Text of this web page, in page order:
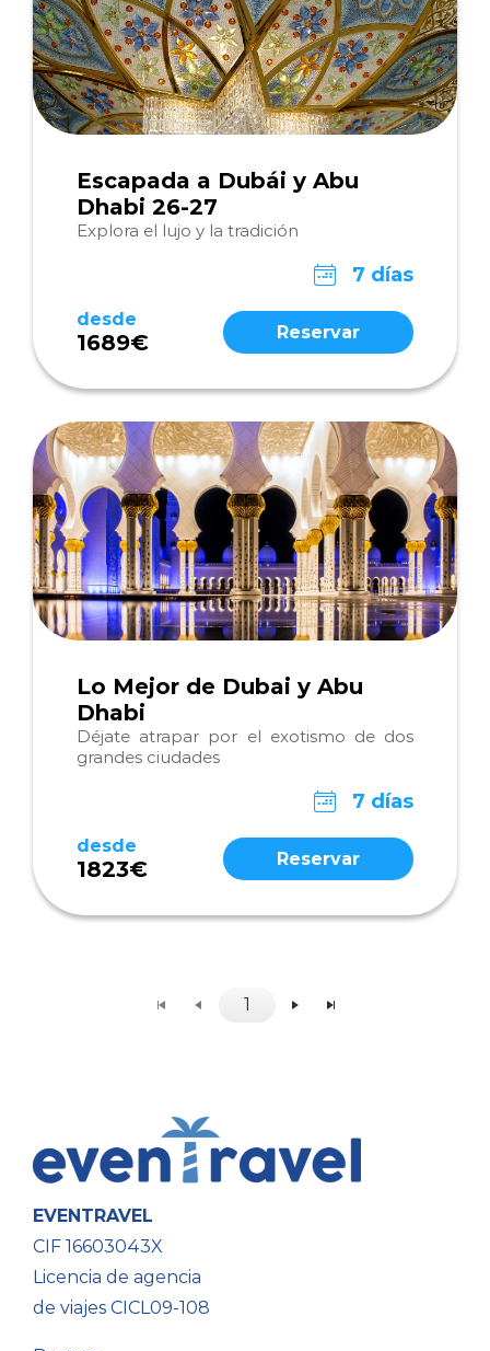
Escapada a Dubái y Abu
Dhabi 26-27
Explora el lujo y la tradición
7 días
desde
1689€ Reservar
Lo Mejor de Dubai y Abu
Dhabi
Déjate atrapar por el exotismo de dos
grandes ciudades
7 días
desde
1823€ Reservar
1
EVENTRAVEL
CIF 16603043X
Licencia de agencia
de viajes CICL09-108